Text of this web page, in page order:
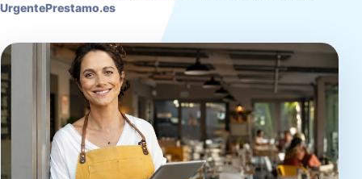
UrgentePrestamo.es